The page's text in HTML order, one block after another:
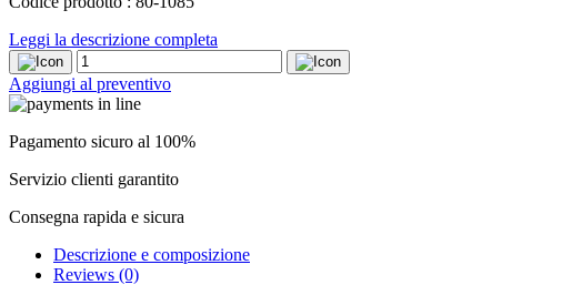
Leggi la descrizione completa
Videonistagmografia
quantity
Aggiungi al preventivo
Pagamento sicuro al 100%
Servizio clienti garantito
Consegna rapida e sicura
Descrizione e composizione
Reviews (0)